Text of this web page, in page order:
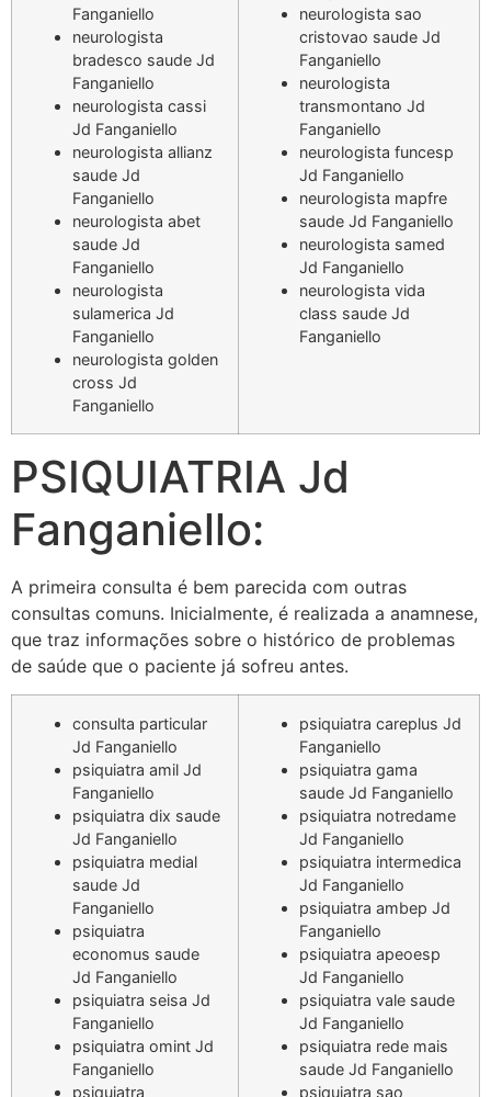
Fanganiello
neurologista
bradesco saude Jd
Fanganiello
neurologista cassi
Jd Fanganiello
neurologista allianz
saude Jd
Fanganiello
neurologista abet
saude Jd
Fanganiello
neurologista
sulamerica Jd
Fanganiello
neurologista golden
cross Jd
Fanganiello
neurologista sao
cristovao saude Jd
Fanganiello
neurologista
transmontano Jd
Fanganiello
neurologista funcesp
Jd Fanganiello
neurologista mapfre
saude Jd Fanganiello
neurologista samed
Jd Fanganiello
neurologista vida
class saude Jd
Fanganiello
PSIQUIATRIA Jd
Fanganiello:
A primeira consulta é bem parecida com outras
consultas comuns. Inicialmente, é realizada a anamnese,
que traz informações sobre o histórico de problemas
de saúde que o paciente já sofreu antes.
consulta particular
Jd Fanganiello
psiquiatra amil Jd
Fanganiello
psiquiatra dix saude
Jd Fanganiello
psiquiatra medial
saude Jd
Fanganiello
psiquiatra
economus saude
Jd Fanganiello
psiquiatra seisa Jd
Fanganiello
psiquiatra omint Jd
Fanganiello
psiquiatra
psiquiatra careplus Jd
Fanganiello
psiquiatra gama
saude Jd Fanganiello
psiquiatra notredame
Jd Fanganiello
psiquiatra intermedica
Jd Fanganiello
psiquiatra ambep Jd
Fanganiello
psiquiatra apeoesp
Jd Fanganiello
psiquiatra vale saude
Jd Fanganiello
psiquiatra rede mais
saude Jd Fanganiello
psiquiatra sao